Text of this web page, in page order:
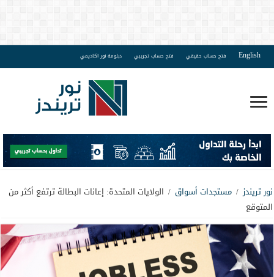
English فتح حساب حقيقي فتح حساب تجريبي دبلومة نور اكاديمي
نور تريندز / مستجدات أسواق / الولايات المتحدة: إعانات البطالة ترتفع أكثر من
المتوقع